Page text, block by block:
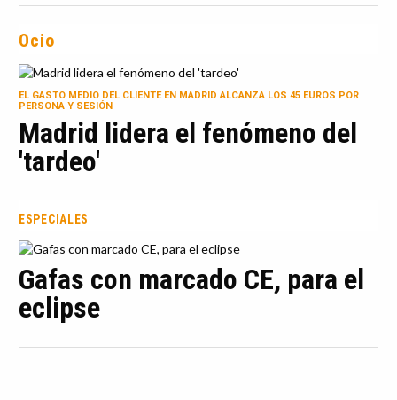
Ocio
EL GASTO MEDIO DEL CLIENTE EN MADRID ALCANZA LOS 45 EUROS POR
PERSONA Y SESIÓN
Madrid lidera el fenómeno del
'tardeo'
ESPECIALES
Gafas con marcado CE, para el
eclipse